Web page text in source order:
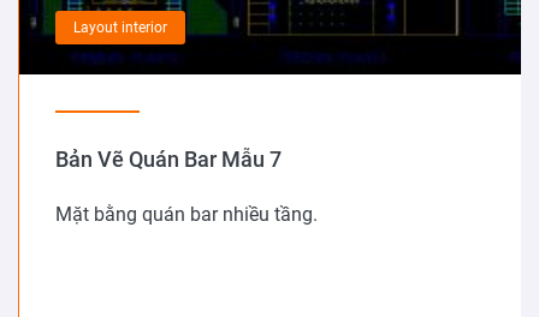
Layout interior
Bản Vẽ Quán Bar Mẫu 7
Mặt bằng quán bar nhiều tầng.